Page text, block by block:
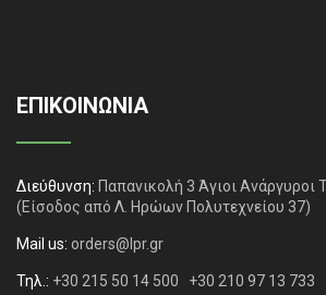
ΕΠΙΚΟΙΝΩΝΙΑ
Διεύθυνση: Παπανικολή 3 Άγιοι Ανάργυροι
(Είσοδος από Λ. Ηρώων Πολυτεχνείου 37)
Mail us: orders@lpr.gr
Τηλ.: +30 215 50 14 500 +30 210 97 13 733